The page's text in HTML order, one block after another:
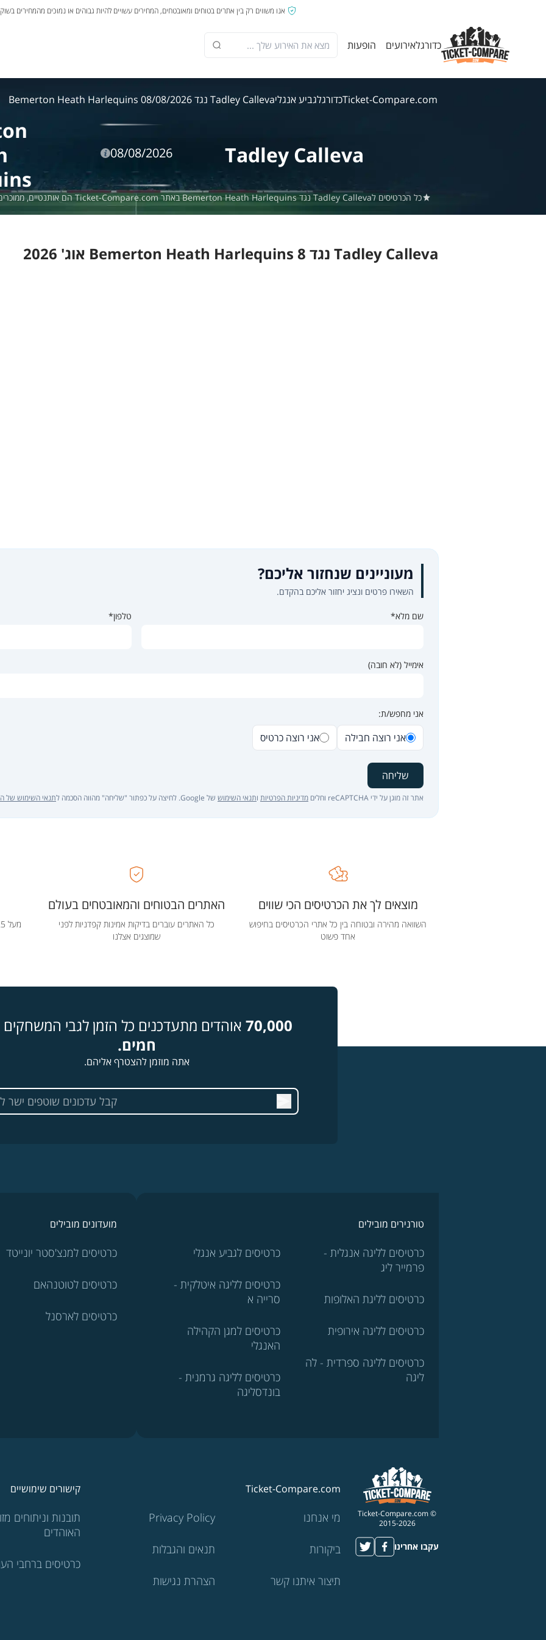
אנו משווים רק בין אתרים בטוחים ומאובטחים, המחירים עשויים להיות גבוהים או נמוכים מהמחירים
כדורגלאירועים הופעות
Ticket-Compare.comכדורגלגביע אנגליTadley Calleva נגד Bemerton Heath Harlequins 08/08/2026
Tadley Calleva
08/08/2026
כל הכרטיסים לTadley Calleva נגד Bemerton Heath Harlequins באתר Ticket-Compare.com הם אותנטיים, ממוכרים מאומתים מראש שמספקים אחריות של 100%.
Tadley Calleva נגד Bemerton Heath Harlequins 8 אוג' 2026
מעוניינים שנחזור אליכם?
השאירו פרטים ונציג יחזור אליכם בהקדם.
שם מלא* טלפון*
אימייל (לא חובה)
אני מחפש/ת:
אני רוצה חבילה אני רוצה כרטיס
שליחה
אתר זה מוגן על ידי reCAPTCHA וחלים מדיניות הפרטיות ותנאי השימוש של Google. לחיצה על כפתור "שליחה" מהווה הסכמה ל תנאי השימוש של
האתרים הבטוחים והמאובטחים בעולם
כל האתרים עוברים בדיקות אמינות קפדניות לפני
שמוצגים אצלנו
מוצאים לך את הכרטיסים הכי שווים
השוואה מהירה ובטוחה בין כל אתרי הכרטיסים בחיפוש
אחד פשוט
70,000 אוהדים מתעדכנים כל הזמן לגבי המשחקים
חמים.
אתה מוזמן להצטרף אליהם.
טורנירים מובילים
כרטיסים לליגה אנגלית -
פרמייר ליג
כרטיסים לליגת האלופות
כרטיסים לליגה אירופית
כרטיסים לליגה ספרדית - לה
ליגה
כרטיסים לגביע אנגלי
כרטיסים לליגה איטלקית -
סרייה א
כרטיסים למגן הקהילה
האנגלי
כרטיסים לליגה גרמנית -
בונדסליגה
מועדונים מובילים
כרטיסים למנצ'סטר יונייטד
כרטיסים לטוטנהאם
כרטיסים לארסנל
© Ticket-Compare.com
2015-2026
עקבו אחרינו
Ticket-Compare.com
מי אנחנו
ביקורות
תיצור איתנו קשר
Privacy Policy
תנאים והגבלות
הצהרת נגישות
קישורים שימושיים
תובנות וניתוחים
האוהדים
כרטיסים ברחבי